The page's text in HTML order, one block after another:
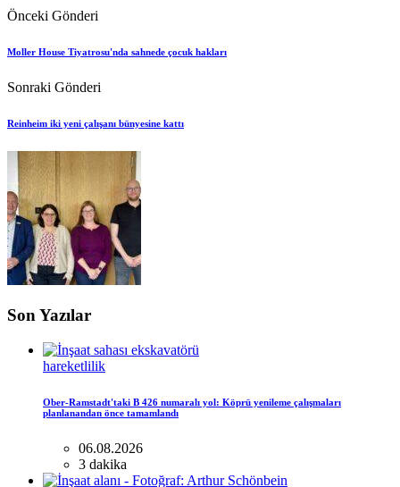
Önceki Gönderi
Moller House Tiyatrosu'nda sahnede çocuk hakları
Sonraki Gönderi
Reinheim iki yeni çalışanı bünyesine kattı
Son Yazılar
hareketlilik
Ober-Ramstadt'taki B 426 numaralı yol: Köprü yenileme çalışmaları
planlanandan önce tamamlandı
06.08.2026
3 dakika